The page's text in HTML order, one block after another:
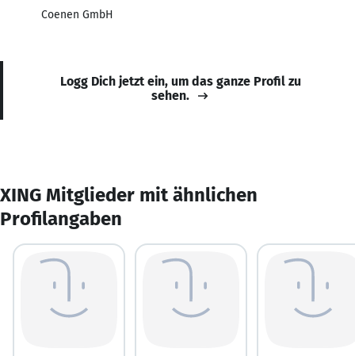
Coenen GmbH
Logg Dich jetzt ein, um das ganze Profil zu
sehen.
XING Mitglieder mit ähnlichen
Profilangaben